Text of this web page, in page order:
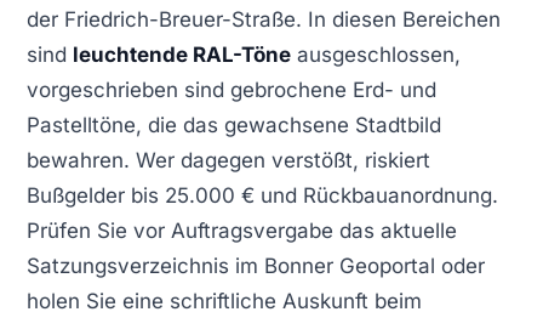
der Friedrich-Breuer-Straße. In diesen Bereichen
sind leuchtende RAL-Töne ausgeschlossen,
vorgeschrieben sind gebrochene Erd- und
Pastelltöne, die das gewachsene Stadtbild
bewahren. Wer dagegen verstößt, riskiert
Bußgelder bis 25.000 € und Rückbauanordnung.
Prüfen Sie vor Auftragsvergabe das aktuelle
Satzungsverzeichnis im Bonner Geoportal oder
holen Sie eine schriftliche Auskunft beim